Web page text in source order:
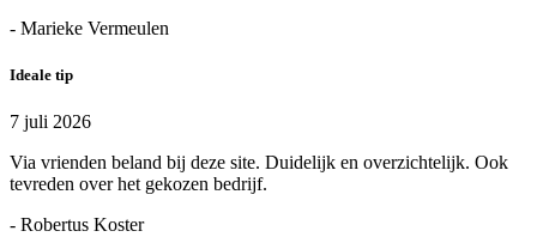
- Marieke Vermeulen
Ideale tip
7 juli 2026
Via vrienden beland bij deze site. Duidelijk en overzichtelijk. Ook
tevreden over het gekozen bedrijf.
- Robertus Koster